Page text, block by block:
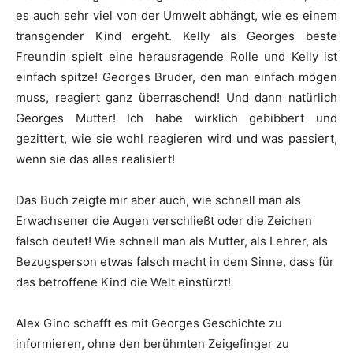
es auch sehr viel von der Umwelt abhängt, wie es einem
transgender Kind ergeht. Kelly als Georges beste
Freundin spielt eine herausragende Rolle und Kelly ist
einfach spitze! Georges Bruder, den man einfach mögen
muss, reagiert ganz überraschend! Und dann natürlich
Georges Mutter! Ich habe wirklich gebibbert und
gezittert, wie sie wohl reagieren wird und was passiert,
wenn sie das alles realisiert!
Das Buch zeigte mir aber auch, wie schnell man als
Erwachsener die Augen verschließt oder die Zeichen
falsch deutet! Wie schnell man als Mutter, als Lehrer, als
Bezugsperson etwas falsch macht in dem Sinne, dass für
das betroffene Kind die Welt einstürzt!
Alex Gino schafft es mit Georges Geschichte zu
informieren, ohne den berühmten Zeigefinger zu